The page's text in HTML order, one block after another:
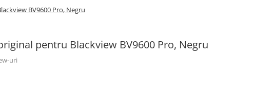
BV9600 Pro, Negru
pentru Blackview BV9600 Pro, Negru
uri